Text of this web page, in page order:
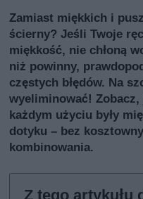
Zamiast miękkich i
ścierny? Jeśli Twoje
miękkość, nie chłoną
niż powinny,
częstych błędów. Na
wyeliminować!
każdym użyciu były
dotyku – bez
kombinowania.